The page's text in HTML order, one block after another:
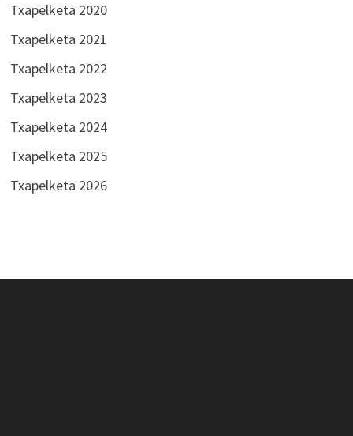
Txapelketa 2020
Txapelketa 2021
Txapelketa 2022
Txapelketa 2023
Txapelketa 2024
Txapelketa 2025
Txapelketa 2026